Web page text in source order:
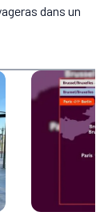
dans un